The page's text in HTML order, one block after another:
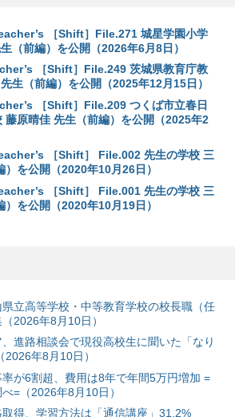
［Shift］File.271 城星学園小学
（前編）を公開（2026年6月8日）
［Shift］File.249 茨城県教育庁教
生（前編）を公開（2025年12月15日）
［Shift］File.209 つくば市立春日
藤原晴佳 先生（前編）を公開（2025年2
［Shift］ File.002 先生の学校 三
）を公開（2020年10月26日）
［Shift］ File.001 先生の学校 三
）を公開（2020年10月19日）
立高等学校・中等教育学校の校長職（任
2026年8月10日）
進路相談会で現役高校生に聞いた「なり
年8月10日）
が6割超、費用は8年で年間5万円増加 =
=（2026年8月10日）
得、学習方法は「通信講座」31.2%